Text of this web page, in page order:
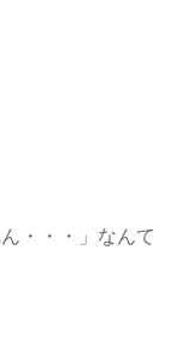
・・・」なんて